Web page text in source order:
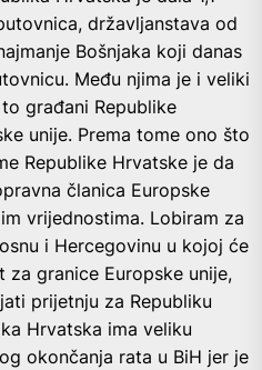
državljanstava od
Bošnjaka koji danas
Među njima je i veliki
građani Republike
unije. Prema tome ono što
Republike Hrvatske je da
članica Europske
vrijednostima. Lobiram za
i Hercegovinu u kojoj će
za granice Europske unije,
prijetnju za Republiku
Hrvatska ima veliku
okončanja rata u BiH jer je